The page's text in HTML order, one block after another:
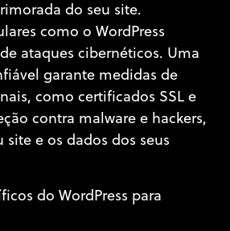
do seu site.
como o WordPress
ataques cibernéticos. Uma
garante medidas de
como certificados SSL e
contra malware e hackers,
site e os dados dos seus
do WordPress para